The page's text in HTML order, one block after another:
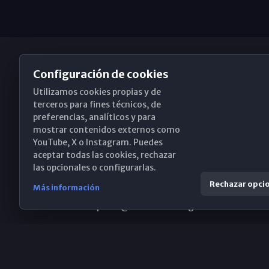
Obispado de Málaga
Santa María, 18-20. 29015 Málaga
(+34) 952 224 386
Configuración de cookies
Utilizamos cookies propias y de
terceros para fines técnicos, de
preferencias, analíticos y para
mostrar contenidos externos como
YouTube, X o Instagram. Puedes
aceptar todas las cookies, rechazar
las opcionales o configurarlas.
Más información Rechazar